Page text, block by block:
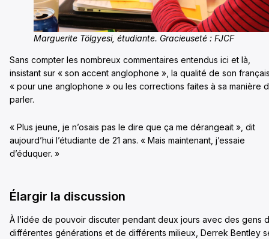
Marguerite Tölgyesi, étudiante. Gracieuseté : FJCF
Sans compter les nombreux commentaires entendus ici et là,
insistant sur « son accent anglophone », la qualité de son
« pour une anglophone » ou les corrections faites à sa manière
parler.
« Plus jeune, je n’osais pas le dire que ça me dérangeait », dit
aujourd’hui l’étudiante de 21 ans. « Mais maintenant, j’essaie
d’éduquer. »
Élargir la discussion
À l’idée de pouvoir discuter pendant deux jours avec des gens
différentes générations et de différents milieux, Derrek Bentley